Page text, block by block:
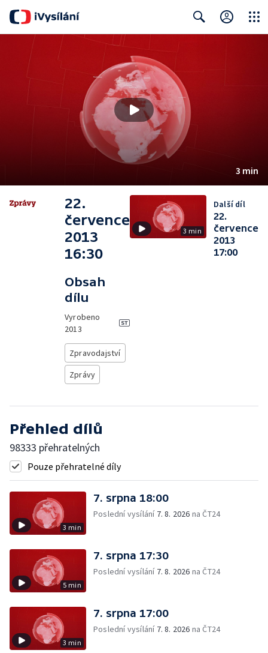
3 min
22.
července
2013
16:30
Obsah
dílu
Vyrobeno
2013
Zpravodajství
Zprávy
3 min
Další díl
22.
července
2013
17:00
Přehled dílů
98333 přehratelných
Pouze přehratelné díly
3 min
7. srpna 18:00
Poslední vysílání 7. 8. 2026 na ČT24
5 min
7. srpna 17:30
Poslední vysílání 7. 8. 2026 na ČT24
3 min
7. srpna 17:00
Poslední vysílání 7. 8. 2026 na ČT24